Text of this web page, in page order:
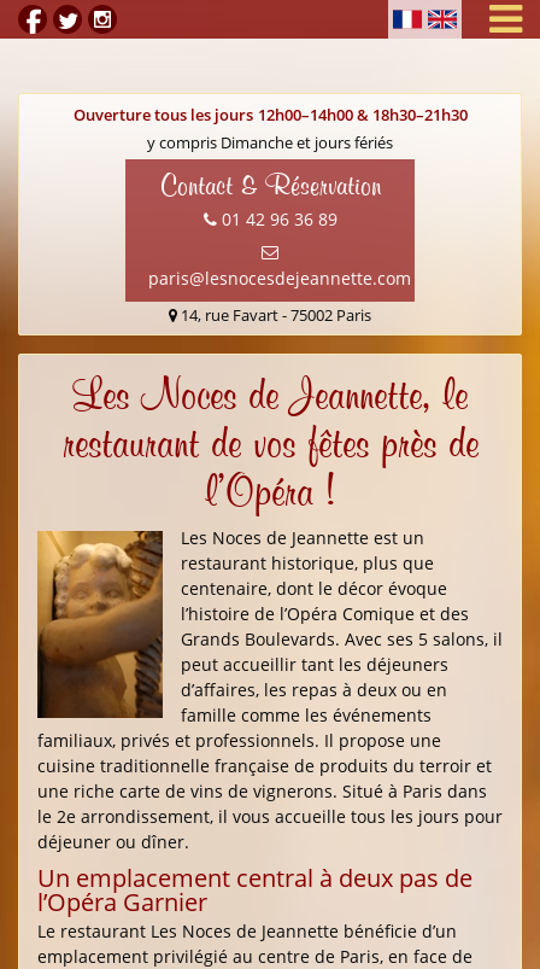
Ouverture tous les jours 12h00–14h00 & 18h30–21h30
y compris Dimanche et jours fériés
Contact & Réservation
01 42 96 36 89
paris@lesnocesdejeannette.com
14, rue Favart- 75002 Paris
Les Noces de Jeannette, le
restaurant de vos fêtes près de
l’Opéra !
Les Noces de Jeannette est un
restaurant historique, plus que
centenaire, dont le décor évoque
l’histoire de l’Opéra Comique et des
Grands Boulevards. Avec ses 5 salons, il
peut accueillir tant les déjeuners
d’affaires, les repas à deux ou en
famille comme les événements
familiaux, privés et professionnels. Il propose une
cuisine traditionnelle française de produits du terroir et
une riche carte de vins de vignerons. Situé à Paris dans
le 2e arrondissement, il vous accueille tous les jours pour
déjeuner ou dîner.
Un emplacement central à deux pas de
l’Opéra Garnier
Le restaurant Les Noces de Jeannette bénéficie d’un
emplacement privilégié au centre de Paris, en face de